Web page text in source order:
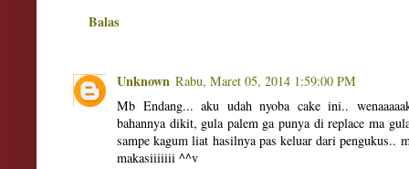
Balas
Unknown Rabu, Maret 05, 2014 1:59:00 PM
Mb Endang... aku udah nyoba cake ini..
bahannya dikit, gula palem ga punya di replace ma
sampe kagum liat hasilnya pas keluar dari pengukus..
makasiiiiiii ^^v